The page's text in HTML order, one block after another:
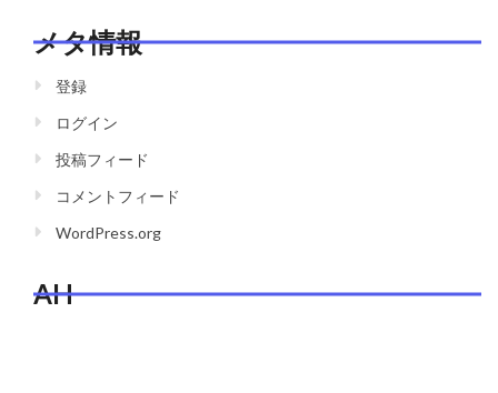
メタ情報
登録
ログイン
投稿フィード
コメントフィード
WordPress.org
AH